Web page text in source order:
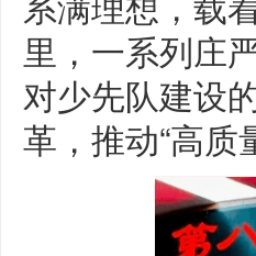
里，一系列庄
对少先队建设
革，推动“高